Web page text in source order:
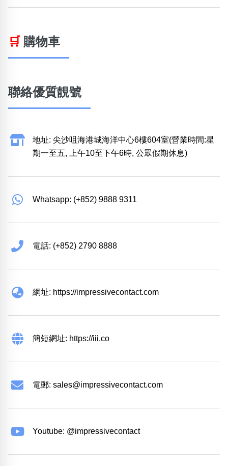
🛒 購物車
聯絡優質靚號
地址: 尖沙咀海港城海洋中心6樓604室(營業時間:星
期一至五, 上午10至下午6時, 公眾假期休息)
Whatsapp: (+852) 9888 9311
電話: (+852) 2790 8888
網址: https://impressivecontact.com
簡短網址: https://iii.co
電郵: sales@impressivecontact.com
Youtube: @impressivecontact